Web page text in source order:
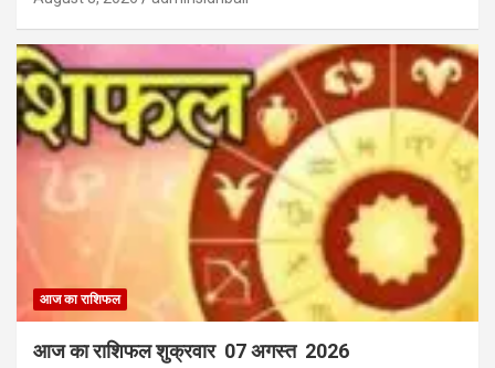
आज का राशिफल
आज का राशिफल शुक्रवार 07 अगस्त 2026